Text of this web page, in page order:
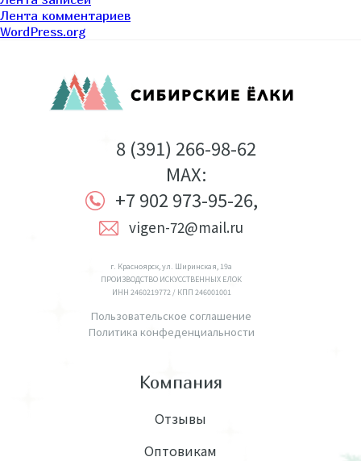
Лента комментариев
WordPress.org
8 (391) 266-98-62
MAX:
+7 902 973-95-26,
vigen-72@mail.ru
г. Красноярск, ул. Ширинская, 19а
ПРОИЗВОДСТВО ИСКУССТВЕННЫХ ЕЛОК
ИНН 2460219772 / КПП 246001001
Пользовательское соглашение
Политика конфеденциальности
Компания
Отзывы
Оптовикам